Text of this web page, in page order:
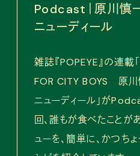
Podcast｜原川慎
ニューディール
雑誌『POPEYE』の連
FOR CITY BOYS 原
ニューディール」が
回、誰もが食べたことが
ューを、簡単に、かつち